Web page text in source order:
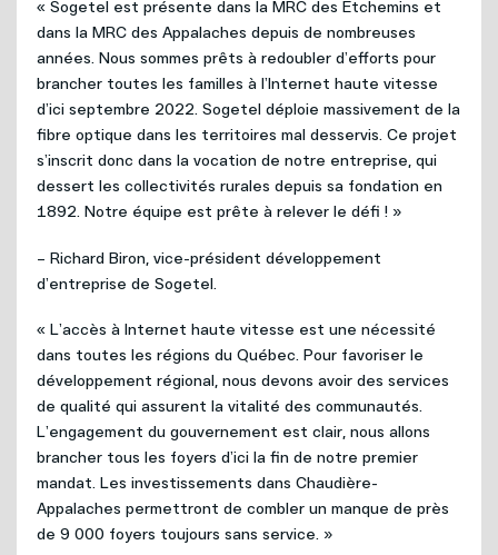
« Sogetel est présente dans la MRC des Etchemins et
dans la MRC des Appalaches depuis de nombreuses
années. Nous sommes prêts à redoubler d’efforts pour
brancher toutes les familles à l’Internet haute vitesse
d’ici septembre 2022. Sogetel déploie massivement de la
fibre optique dans les territoires mal desservis. Ce projet
s’inscrit donc dans la vocation de notre entreprise, qui
dessert les collectivités rurales depuis sa fondation en
1892. Notre équipe est prête à relever le défi ! »
– Richard Biron, vice-président développement
d’entreprise de Sogetel.
« L’accès à Internet haute vitesse est une nécessité
dans toutes les régions du Québec. Pour favoriser le
développement régional, nous devons avoir des services
de qualité qui assurent la vitalité des communautés.
L’engagement du gouvernement est clair, nous allons
brancher tous les foyers d’ici la fin de notre premier
mandat. Les investissements dans Chaudière-
Appalaches permettront de combler un manque de près
de 9 000 foyers toujours sans service. »